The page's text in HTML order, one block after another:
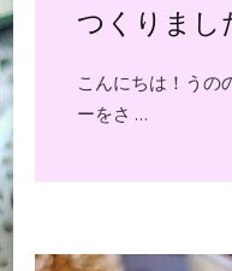
キ！！
こんにちは！うの